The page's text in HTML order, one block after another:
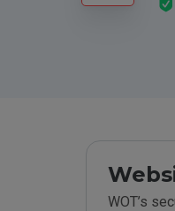
WOT’s